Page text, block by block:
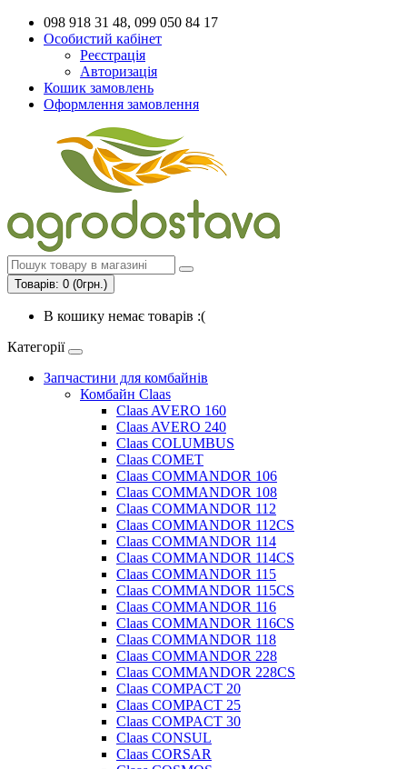
098 918 31 48, 099 050 84 17
Особистий кабінет
Реєстрація
Авторизація
Кошик замовлень
Оформлення замовлення
Товарів: 0 (0грн.)
В кошику немає товарів :(
Категорії
Запчастини для комбайнів
Комбайн Claas
Claas AVERO 160
Claas AVERO 240
Claas COLUMBUS
Claas COMET
Claas COMMANDOR 106
Claas COMMANDOR 108
Claas COMMANDOR 112
Claas COMMANDOR 112CS
Claas COMMANDOR 114
Claas COMMANDOR 114CS
Claas COMMANDOR 115
Claas COMMANDOR 115CS
Claas COMMANDOR 116
Claas COMMANDOR 116CS
Claas COMMANDOR 118
Claas COMMANDOR 228
Claas COMMANDOR 228CS
Claas COMPACT 20
Claas COMPACT 25
Claas COMPACT 30
Claas CONSUL
Claas CORSAR